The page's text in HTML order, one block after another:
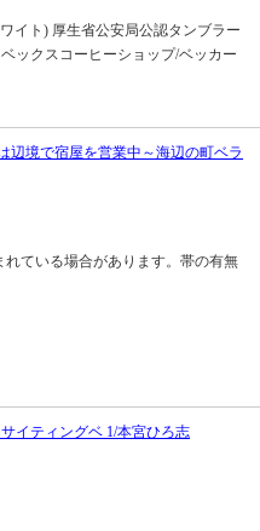
イト) 厚生省公安局公認タンブラー
ックスコーヒーショップ/ベッカー
辺境で宿屋を営業中～海辺の町ベラ
ている場合があります。帯の有無
イティングベ 1/本宮ひろ志